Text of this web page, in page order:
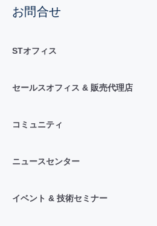
お問合せ
STオフィス
セールスオフィス & 販売代理店
コミュニティ
ニュースセンター
イベント & 技術セミナー